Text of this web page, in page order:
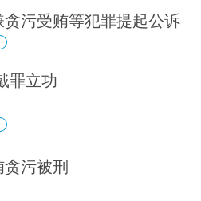
污受贿等犯罪提起公诉
罪立功
污被刑